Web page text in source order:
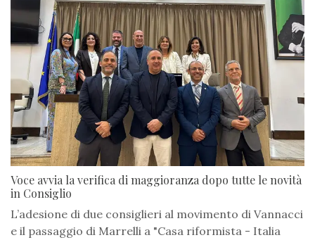
Voce avvia la verifica di maggioranza dopo tutte le novità
in Consiglio
L’adesione di due consiglieri al movimento di Vannacci
e il passaggio di Marrelli a "Casa riformista - Italia